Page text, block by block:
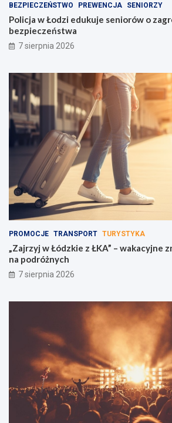
BEZPIECZEŃSTWO PREWENCJA SENIORZY
Policja w Łodzi edukuje seniorów o
bezpieczeństwa
7 sierpnia 2026
PROMOCJE TRANSPORT TURYSTYKA
„Zajrzyj w Łódzkie z ŁKA” – wakacyjne
na podróżnych
7 sierpnia 2026